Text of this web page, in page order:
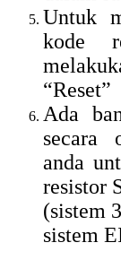
Untuk
kode
“Reset”
Ada
secara
anda
resistor
(sistem
sistem